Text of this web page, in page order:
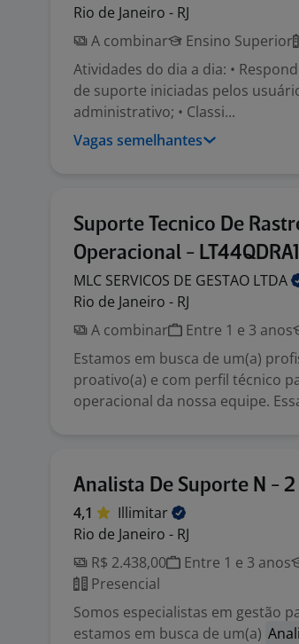
Rio de Janeiro - RJ
A combinar
Ensino Superior
Atividades do dia a dia: •
de suporte iniciadas pelos
administrativo; • Classi...
Vagas semelhantes
Suporte Tecnico De
Operacional -
MLC SERVICOS DE GESTAO LTDA
Rio de Janeiro - RJ
A combinar
Entre 1 e 3 anos
Estamos em busca de um(a)
proativo(a) e com perfil técnico
operacional da nossa equipe.
Analista De Suporte N - 2
4,1
Illimitar
Rio de Janeiro - RJ
R$ 2.438,00
Entre 1 e 3 anos
Presencial
Somos especialistas em gestão
estamos em busca de um(a)